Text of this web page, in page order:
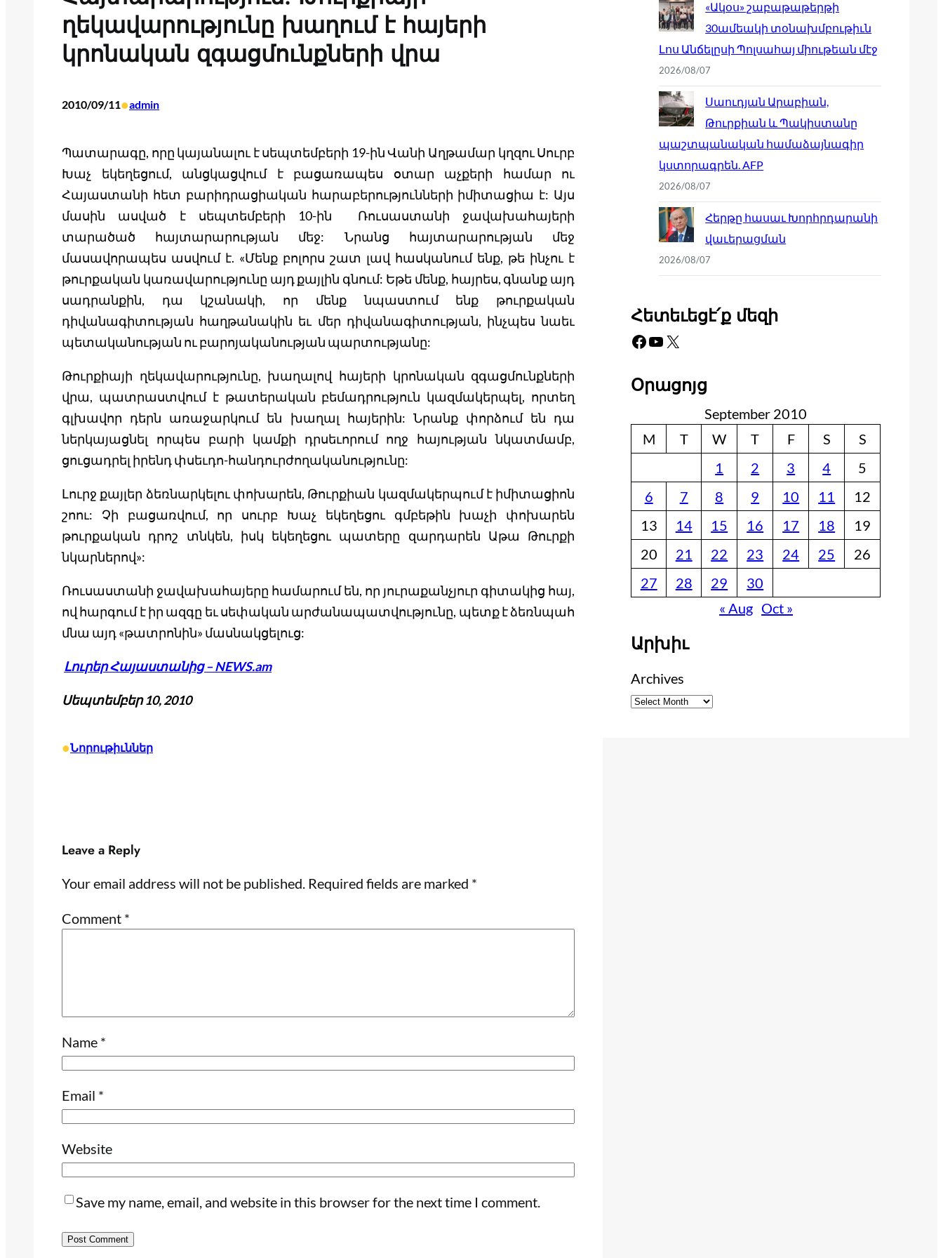
ղեկավարությունը խաղում է հայերի
կրոնական զգացմունքների վրա
2010/09/11•admin
Պատարագը, որը կայանալու է սեպտեմբերի 19-ին Վանի Աղթամար կղզու Սուրբ
Խաչ եկեղեցում, անցկացվում է բացառապես օտար աչքերի համար ու
Հայաստանի հետ բարիդրացիական հարաբերությունների իմիտացիա է: Այս
մասին ասված է սեպտեմբերի 10-ին Ռուսաստանի ջավախահայերի
տարածած հայտարարության մեջ: Նրանց հայտարարության մեջ
մասավորապես ասվում է. «Մենք բոլորս շատ լավ հասկանում ենք, թե ինչու է
թուրքական կառավարությունը այդ քայլին գնում: Եթե մենք, հայրես, գնանք այդ
սադրանքին, դա կշանակի, որ մենք նպաստում ենք թուրքական
դիվանագիտության հաղթանակին եւ մեր դիվանագիտության, ինչպես նաեւ
պետականության ու բարոյականության պարտությանը:
Թուրքիայի ղեկավարությունը, խաղալով հայերի կրոնական զգացմունքների
վրա, պատրաստվում է թատերական բեմադրություն կազմակերպել, որտեղ
գլխավոր դերն առաջարկում են խաղալ հայերին: Նրանք փորձում են դա
ներկայացնել որպես բարի կամքի դրսեւորում ողջ հայության նկատմամբ,
ցուցադրել իրենդ փսեւդո-հանդուրժողականությունը:
Լուրջ քայլեր ձեռնարկելու փոխարեն, Թուրքիան կազմակերպում է իմիտացիոն
շոու: Չի բացառվում, որ սուրբ Խաչ եկեղեցու գմբեթին խաչի փոխարեն
թուրքական դրոշ տնկեն, իսկ եկեղեցու պատերը զարդարեն Աթա Թուրքի
նկարներով»:
Ռուսաստանի ջավախահայերը համարում են, որ յուրաքանչյուր գիտակից հայ,
ով հարգում է իր ազգը եւ սեփական արժանապատվությունը, պետք է ձեռնպահ
մնա այդ «թատրոնին» մասնակցելուց:
Լուրեր Հայաստանից – NEWS.am
Սեպտեմբեր 10, 2010
•Նորութիւններ
Leave a Reply
Your email address will not be published. Required fields are marked *
Comment *
Name *
Email *
Website
Save my name, email, and website in this browser for the next time I comment.
«Ակօս» շաբաթաթերթի
30ամեակի տօնախմբութիւն
Լոս Անճելըսի Պոլսահայ միութեան մէջ
2026/08/07
Սաուդյան Արաբիան,
Թուրքիան և Պակիստանը
պաշտպանական համաձայնագիր
կստորագրեն. AFP
2026/08/07
Հերթը հասաւ Խորհրդարանի
վաւերացման
2026/08/07
Հետեւեցէ՛ք մեզի
Facebook YouTube X
Օրացոյց
September 2010
M
T W T F S
S
1
2 3 4
5
6
7 8 9 10 11
12
13
14 15 16 17 18
19
20
21 22 23 24 25
26
27
28 29
30
« Aug Oct »
Արխիւ
Archives